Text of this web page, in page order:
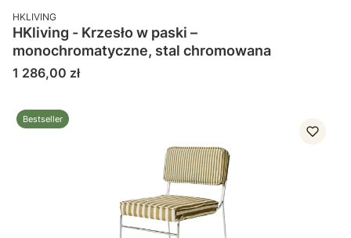
PRODUCENT
HKLIVING
HKliving - Krzesło w paski –
monochromatyczne, stal chromowana
Cena
1 286,00 zł
Bestseller